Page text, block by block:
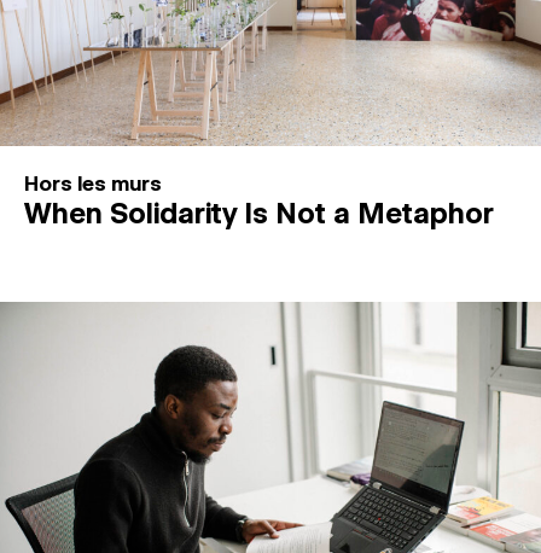
Hors les murs
When Solidarity Is Not a Metaphor